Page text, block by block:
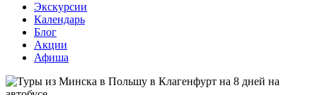
Экскурсии
Календарь
Блог
Акции
Афиша